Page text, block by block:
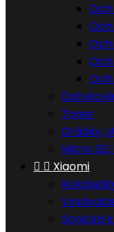
Toner
Držiaky,
Micro
  Xiaomi
Sonická